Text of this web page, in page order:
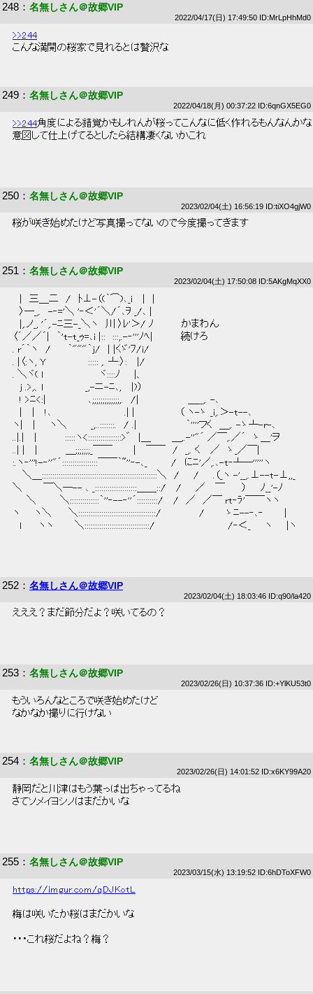
248 ： 名無しさん＠故郷VIP
2022/04/17(日) 17:49:50 ID:MrLpHhMd0
>>244
こんな満開の桜家で見れるとは贅沢な
249 ： 名無しさん＠故郷VIP
2022/04/18(月) 00:37:22 ID:6qnGX5EG0
>>244角度による錯覚かもしれんが桜ってこんなに低く作れるもんなんか
意図して仕上げてるとしたら結構凄くないかこれ
250 ： 名無しさん＠故郷VIP
2023/02/04(土) 16:56:19 ID:tiXO4gjW0
桜が咲き始めたけど写真撮ってないので今度撮ってきます
251 ： 名無しさん＠故郷VIP
2023/02/04(土) 17:50:08 ID:5AKgMqXX0
|　三＿二　/　ﾄ⊥-（(｀⌒)､_i　 |　|
〉─_,.　-‐='＼ '‐＜'´＼/´､ｦ _/､ |
|,.ノ_, '´,.-ﾆ三-_＼ヽ　川 〉ﾚ'＞/ ﾉ　　　　かまわん
〈´／／´|　｀'t-t_ｩ=､i |::　:::,.-‐'''ﾉﾍ|　　　　続けろ
. r´｀ヽ　/　　 ｀"""｀j/　| |くゞ'ﾌ/i/
. |〈:ヽ, Y　　　　　　::::: ,. ┴:〉:　 |/
. ＼ヾ( l　　　　　　　　ヾ::::ﾉ　　|、
j .>,、l　　　　　　_,-ニ-ﾆ､,　 |)）
! >ﾆ<:|　　　　　　､;;;;;;;;;;;;;,.　/|　　　　　　　＿__,. -､
|　 |　 !､　　　　　　　　　 　.| |　　　　　　 （ ヽ-ゝ _i,.＞-t--､
ヽ|　 |　　ヽ＼　　 　_,..:::::::.　/ .|　　　　　　　｀''''フく　＿,. -ゝ┴-r-､
..|.|　 |　　　　:::::ヽ<::::::::::::::::>゛　|＿　　　＿,.-''"´ ／￣,.／´　ゝ＿'ヲ
..| |　 |　　　　＿;;;;;;;_￣￣　　　|　 ￣￣　/　_,. く　 ／　ゝ_／￣|
:.ヽ‐'''!-‐''"´:::::::::::::::::￣￣｀~''‐-､_　　　 /　にﾆ'／,.､-t‐┴―'''''ヽ
＼＿:::::::::::::::::::::::::::::::::::::::::::::::::::::::＼　/　　/　　.（_ヽ -'__,.⊥--t-⊥,,_
＼　　　￣＼―-- ､ _::::::::::::::::::::＿＿::/　 /　　／　 ￣　　 ）　　ﾉ__'-ﾉ
＼　　　 ＼::::::::::::::｀''‐--‐''´::::::::::/　 /　／　／￣ rt‐ﾗ'￣￣ヽヽ
ヽ　　ヽ＼　　 ＼:::::::::::::::::::::::::::::::::::::/　　　　　 /　　　ゝﾆ--‐､‐　　　|
l 　　ヽヽ　　　＼:::::::::::::::::::::::::::::::/ 　　　　　　　　　　/‐＜_　　ヽ　　|ヽ
252 ： 名無しさん＠故郷VIP
2023/02/04(土) 18:03:46 ID:q90/la420
えええ？まだ節分だよ？咲いてるの？
253 ： 名無しさん＠故郷VIP
2023/02/26(日) 10:37:36 ID:+YlKU53t0
もういろんなところで咲き始めたけど
なかなか撮りに行けない
254 ： 名無しさん＠故郷VIP
2023/02/26(日) 14:01:52 ID:x6KY99A20
静岡だと川津はもう葉っぱ出ちゃってるね
さてソメイヨシノはまだかいな
255 ： 名無しさん＠故郷VIP
2023/03/15(水) 13:19:52 ID:6hDToXFW0
https://imgur.com/qDJKotL
梅は咲いたか桜はまだかいな
・・・これ桜だよね？梅？